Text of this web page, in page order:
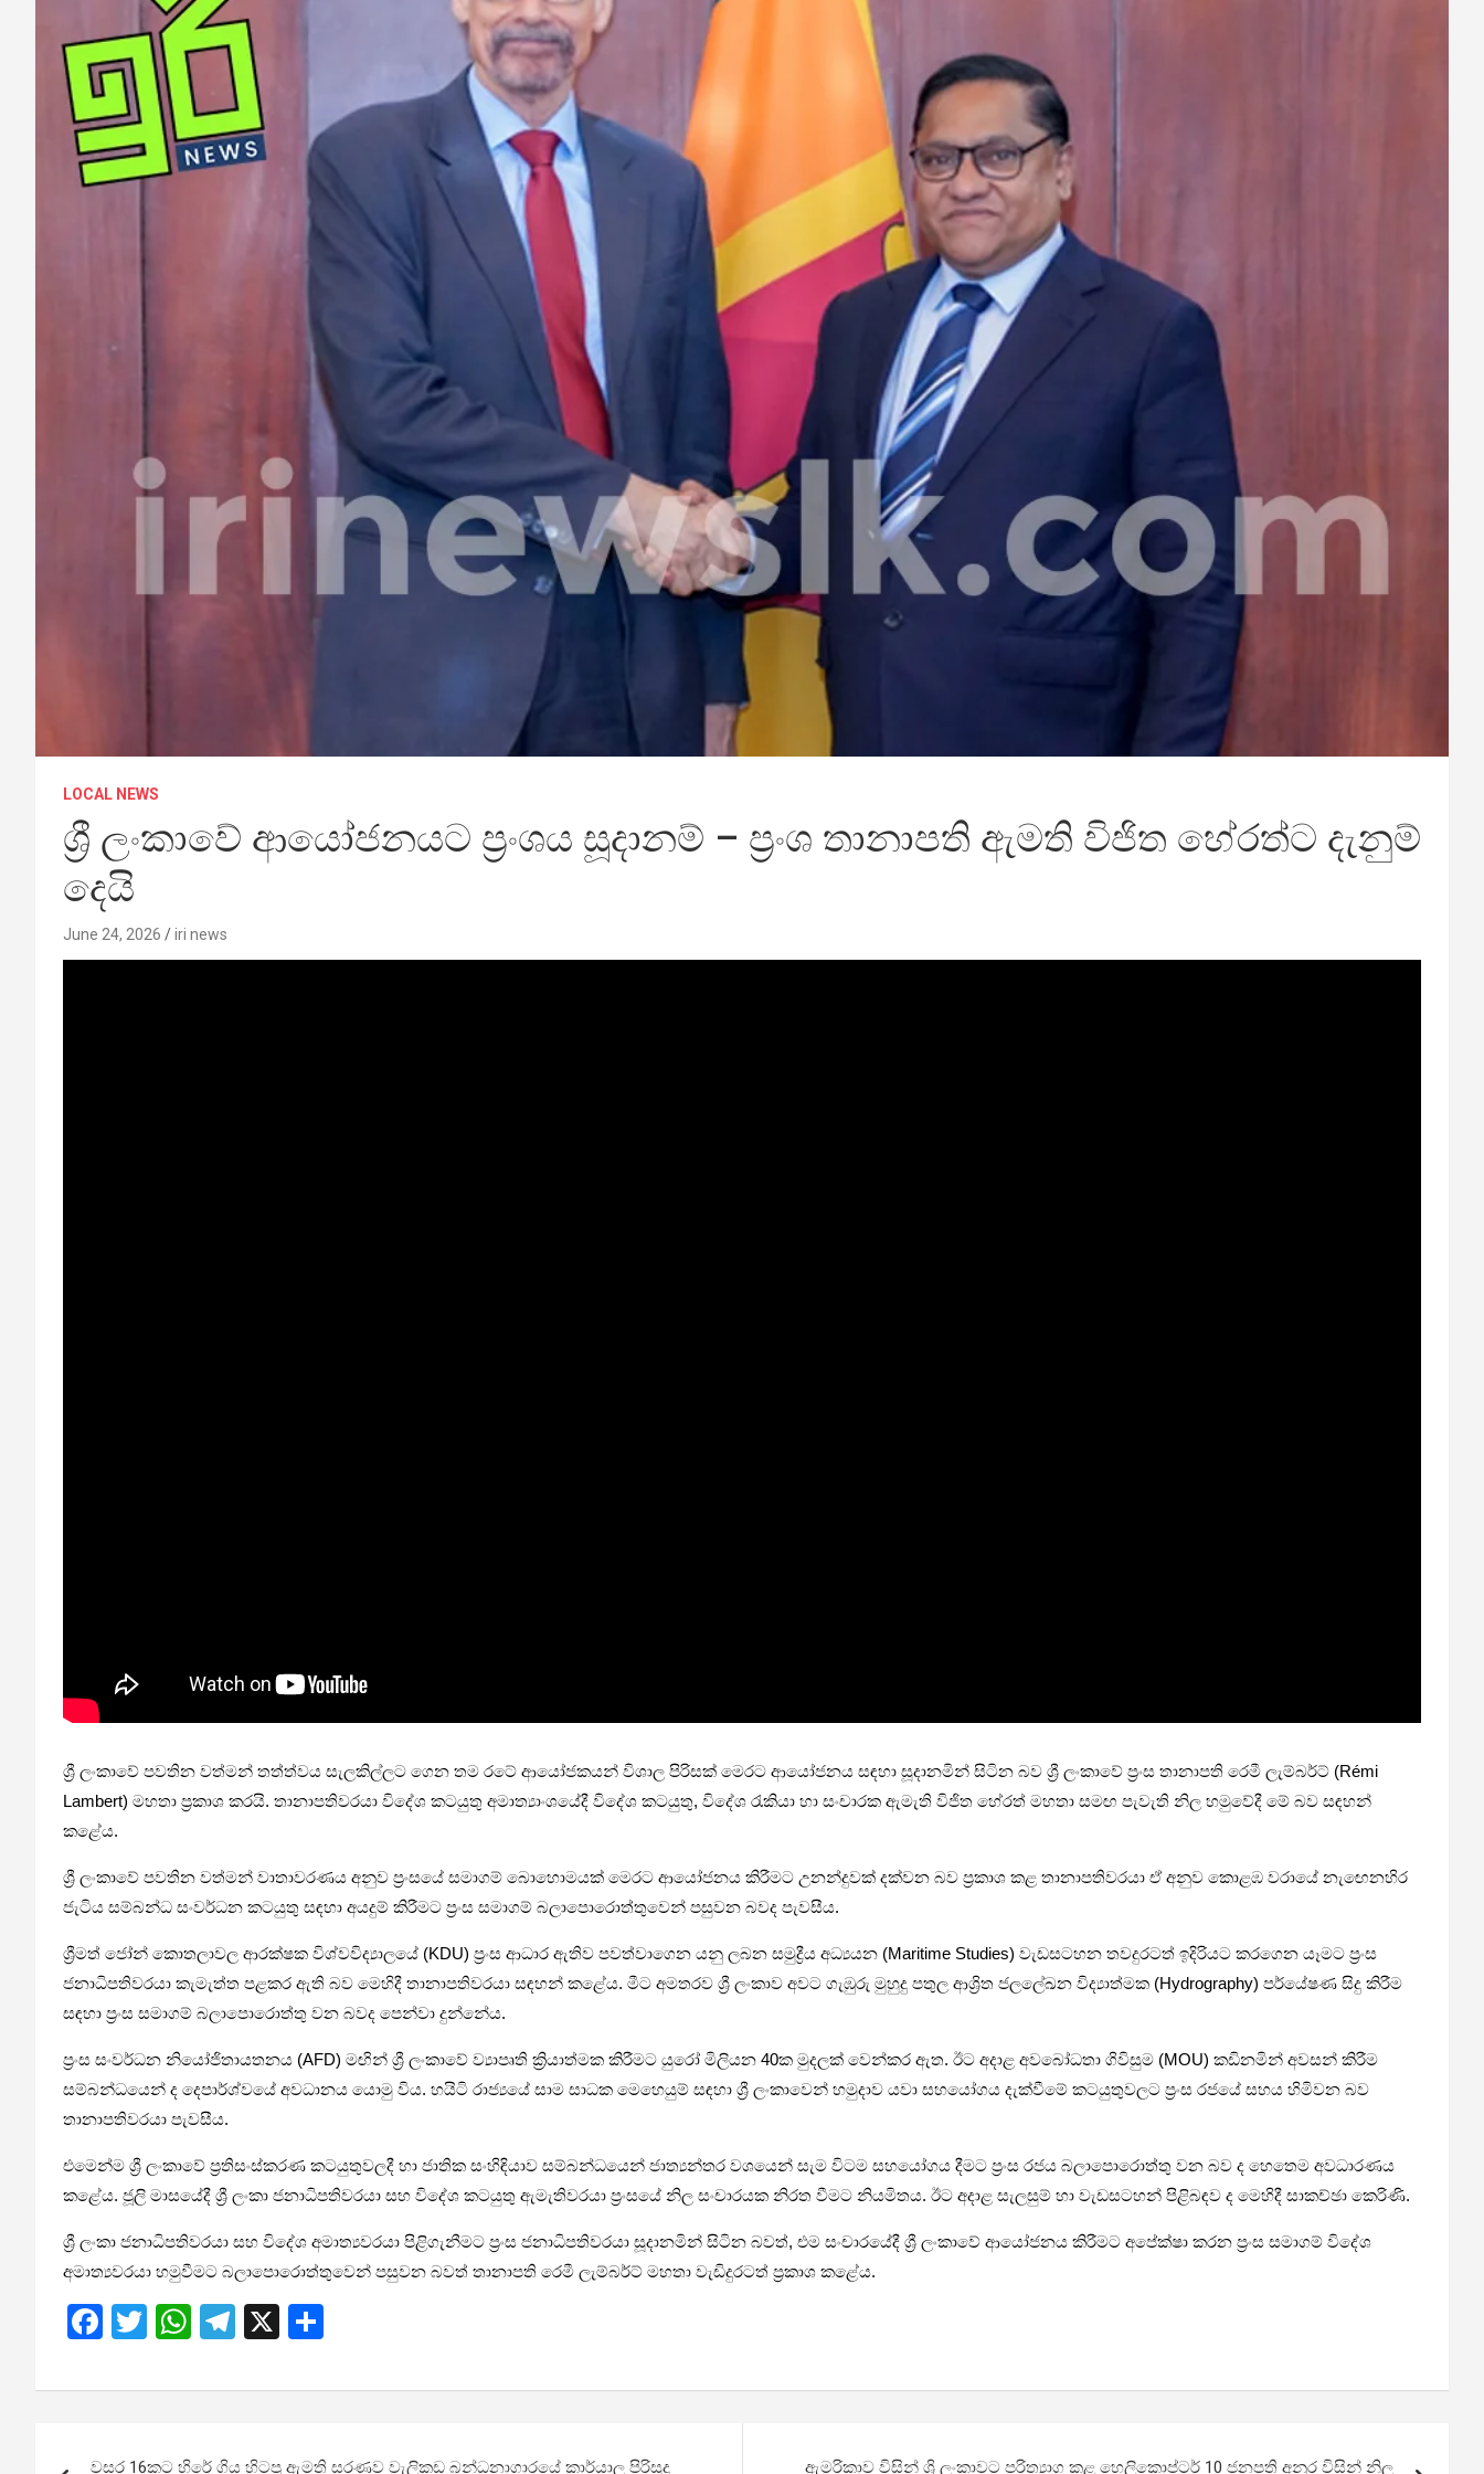
LOCAL NEWS
ශ්‍රී ලංකාවේ ආයෝජනයට ප්‍රංශය සූදානම් – ප්‍රංශ තානාපති ඇමති විජිත හේරත්ට දැනුම්
දෙයි
June 24, 2026 iri news
ශ්‍රී ලංකාවේ පවතින වත්මන් තත්ත්වය සැලකිල්ලට ගෙන තම රටේ ආයෝජකයන් විශාල පිරිසක් මෙරට ආයෝජනය සඳහා සූදානමින් සිටින බව ශ්‍රී ලංකාවේ ප්‍රංස තානාපති රෙමී ලැම්බර්ට් (Rémi
Lambert) මහතා ප්‍රකාශ කරයි. තානාපතිවරයා විදේශ කටයුතු අමාත්‍යාංශයේදී විදේශ කටයුතු, විදේශ රැකියා හා සංචාරක ඇමැති විජිත හේරත් මහතා සමඟ පැවැති නිල හමුවේදී මේ බව සඳහන්
කළේය.
ශ්‍රී ලංකාවේ පවතින වත්මන් වාතාවරණය අනුව ප්‍රංසයේ සමාගම් බොහොමයක් මෙරට ආයෝජනය කිරීමට උනන්දුවක් දක්වන බව ප්‍රකාශ කළ තානාපතිවරයා ඒ අනුව කොළඹ වරායේ නැඟෙනහිර
ජැටිය සම්බන්ධ සංවර්ධන කටයුතු සඳහා අයදුම් කිරීමට ප්‍රංස සමාගම් බලාපොරොත්තුවෙන් පසුවන බවද පැවසීය.
ශ්‍රීමත් ජෝන් කොතලාවල ආරක්ෂක විශ්වවිද්‍යාලයේ (KDU) ප්‍රංස ආධාර ඇතිව පවත්වාගෙන යනු ලබන සමුද්‍රීය අධ්‍යයන (Maritime Studies) වැඩසටහන තවදුරටත් ඉදිරියට කරගෙන යෑමට ප්‍රංස
ජනාධිපතිවරයා කැමැත්ත පළකර ඇති බව මෙහිදී තානාපතිවරයා සඳහන් කළේය. මීට අමතරව ශ්‍රී ලංකාව අවට ගැඹුරු මුහුදු පතුල ආශ්‍රිත ජලලේඛන විද්‍යාත්මක (Hydrography) පර්යේෂණ සිදු කිරීම
සඳහා ප්‍රංස සමාගම් බලාපොරොත්තු වන බවද පෙන්වා දුන්නේය.
ප්‍රංස සංවර්ධන නියෝජිතායතනය (AFD) මඟින් ශ්‍රී ලංකාවේ ව්‍යාපෘති ක්‍රියාත්මක කිරීමට යුරෝ මිලියන 40ක මුදලක් වෙන්කර ඇත. ඊට අදාළ අවබෝධතා ගිවිසුම (MOU) කඩිනමින් අවසන් කිරීම
සම්බන්ධයෙන් ද දෙපාර්ශ්වයේ අවධානය යොමු විය. හයිටි රාජ්‍යයේ සාම සාධක මෙහෙයුම් සඳහා ශ්‍රී ලංකාවෙන් හමුදාව යවා සහයෝගය දැක්වීමේ කටයුතුවලට ප්‍රංස රජයේ සහය හිමිවන බව
තානාපතිවරයා පැවසීය.
එමෙන්ම ශ්‍රී ලංකාවේ ප්‍රතිසංස්කරණ කටයුතුවලදී හා ජාතික සංහිඳියාව සම්බන්ධයෙන් ජාත්‍යන්තර වශයෙන් සැම විටම සහයෝගය දීමට ප්‍රංස රජය බලාපොරොත්තු වන බව ද හෙතෙම අවධාරණය
කළේය. ජූලි මාසයේදී ශ්‍රී ලංකා ජනාධිපතිවරයා සහ විදේශ කටයුතු ඇමැතිවරයා ප්‍රංසයේ නිල සංචාරයක නිරත වීමට නියමිතය. ඊට අදාළ සැලසුම් හා වැඩසටහන් පිළිබඳව ද මෙහිදී සාකච්ඡා කෙරිණි.
ශ්‍රී ලංකා ජනාධිපතිවරයා සහ විදේශ අමාත්‍යවරයා පිළිගැනීමට ප්‍රංස ජනාධිපතිවරයා සූදානමින් සිටින බවත්, එම සංචාරයේදී ශ්‍රී ලංකාවේ ආයෝජනය කිරීමට අපේක්ෂා කරන ප්‍රංස සමාගම් විදේශ
අමාත්‍යවරයා හමුවීමට බලාපොරොත්තුවෙන් පසුවන බවත් තානාපති රෙමී ලැම්බර්ට් මහතා වැඩිදුරටත් ප්‍රකාශ කළේය.
F
ce
o
T
tt
W
at
A
T
e
a
X
ar
වසර 16කට හිරේ ගිය හිටපු ඇමති සරණව වැලිකඩ බන්ධනාගාරයේ කාර්යාල පිරිසුදු
ඇමරිකාව විසින් ශ්‍රි ලංකාවට පරිත්‍යාග කළ හෙලිකොප්ටර් 10 ජනපති අනුර විසින් නිල